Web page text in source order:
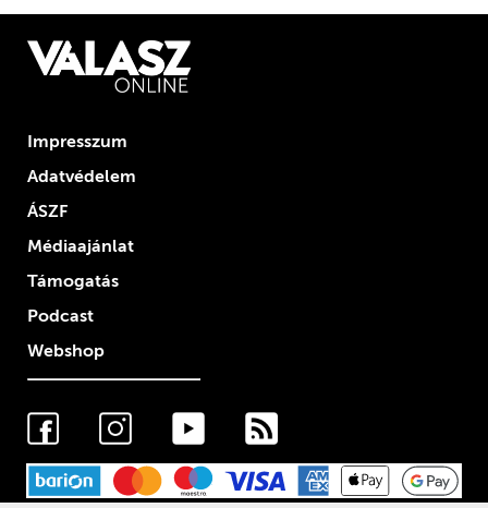
Impresszum
Adatvédelem
ÁSZF
Médiaajánlat
Támogatás
Podcast
Webshop